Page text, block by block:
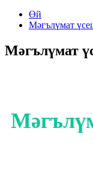
Өй
Мәгълүмат
Мәгълүмат